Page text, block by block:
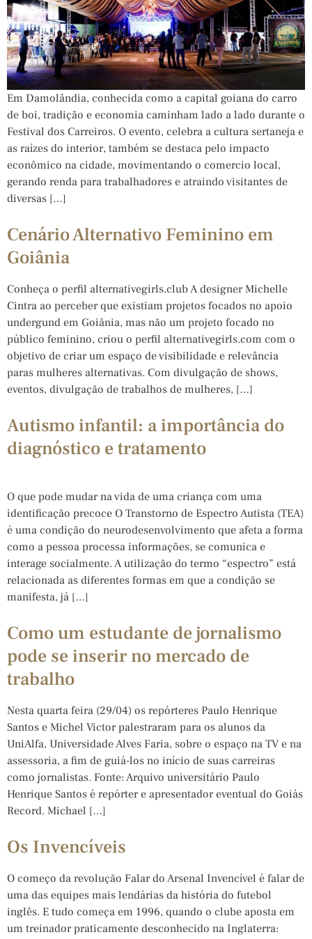
Em Damolândia, conhecida como a capital goiana do carro
de boi, tradição e economia caminham lado a lado durante o
Festival dos Carreiros. O evento, celebra a cultura sertaneja e
as raízes do interior, também se destaca pelo impacto
econômico na cidade, movimentando o comercio local,
gerando renda para trabalhadores e atraindo visitantes de
diversas […]
Cenário Alternativo Feminino em
Goiânia
Conheça o perfil alternativegirls.club A designer Michelle
Cintra ao perceber que existiam projetos focados no apoio
undergund em Goiânia, mas não um projeto focado no
público feminino, criou o perfil alternativegirls.com com o
objetivo de criar um espaço de visibilidade e relevância
paras mulheres alternativas. Com divulgação de shows,
eventos, divulgação de trabalhos de mulheres, […]
Autismo infantil: a importância do
diagnóstico e tratamento
O que pode mudar na vida de uma criança com uma
identificação precoce O Transtorno de Espectro Autista (TEA)
é uma condição do neurodesenvolvimento que afeta a forma
como a pessoa processa informações, se comunica e
interage socialmente. A utilização do termo “espectro” está
relacionada as diferentes formas em que a condição se
manifesta, já […]
Como um estudante de jornalismo
pode se inserir no mercado de
trabalho
Nesta quarta feira (29/04) os repórteres Paulo Henrique
Santos e Michel Victor palestraram para os alunos da
UniAlfa, Universidade Alves Faria, sobre o espaço na TV e na
assessoria, a fim de guiá-los no início de suas carreiras
como jornalistas. Fonte: Arquivo universitário Paulo
Henrique Santos é repórter e apresentador eventual do Goiás
Record. Michael […]
Os Invencíveis
O começo da revolução Falar do Arsenal Invencível é falar de
uma das equipes mais lendárias da história do futebol
inglês. E tudo começa em 1996, quando o clube aposta em
um treinador praticamente desconhecido na Inglaterra: